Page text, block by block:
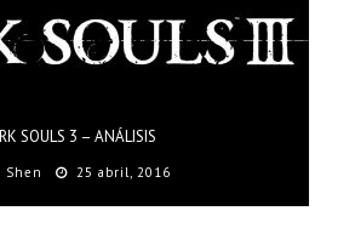
SOULS 3 – ANÁLISIS
Shen 25 abril, 2016